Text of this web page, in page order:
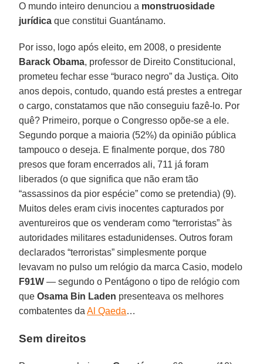
O mundo inteiro denunciou a monstruosidade
jurídica que constitui Guantánamo.
Por isso, logo após eleito, em 2008, o presidente
Barack Obama, professor de Direito Constitucional,
prometeu fechar esse “buraco negro” da Justiça. Oito
anos depois, contudo, quando está prestes a entregar
o cargo, constatamos que não conseguiu fazê-lo. Por
quê? Primeiro, porque o Congresso opõe-se a ele.
Segundo porque a maioria (52%) da opinião pública
tampouco o deseja. E finalmente porque, dos 780
presos que foram encerrados ali, 711 já foram
liberados (o que significa que não eram tão
“assassinos da pior espécie” como se pretendia) (9).
Muitos deles eram civis inocentes capturados por
aventureiros que os venderam como “terroristas” às
autoridades militares estadunidenses. Outros foram
declarados “terroristas” simplesmente porque
levavam no pulso um relógio da marca Casio, modelo
F91W — segundo o Pentágono o tipo de relógio com
queOsama Bin Laden presenteava os melhores
combatentes daAl Qaeda…
Sem direitos